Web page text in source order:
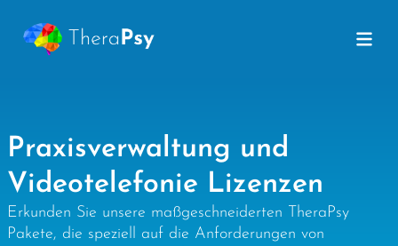
Praxisverwaltung und
Videotelefonie Lizenzen
Erkunden Sie unsere maßgeschneiderten TheraPsy
Pakete, die speziell auf die Anforderungen von